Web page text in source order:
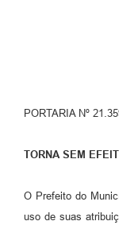
PORTARIA Nº
TORNA SEM
O Prefeito do
uso de suas